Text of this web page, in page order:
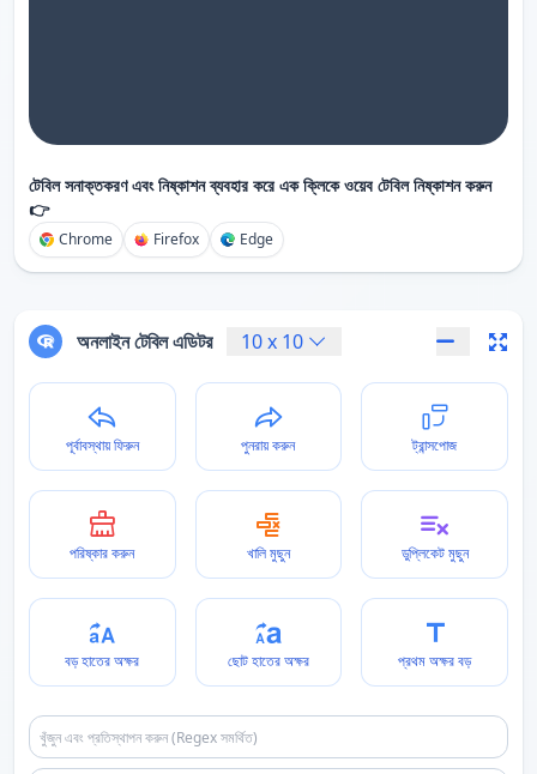
টেবিল সনাক্তকরণ এবং নিষ্কাশন ব্যবহার করে এক ক্লিকে ওয়েব টেবিল নিষ্কাশন করুন
👉
Chrome Firefox Edge
অনলাইন টেবিল এডিটর 10x 10
পূর্বাবস্থায় ফিরুন পুনরায় করুন ট্রান্সপোজ
পরিষ্কার করুন খালি মুছুন ডুপ্লিকেট মুছুন
বড় হাতের অক্ষর ছোট হাতের অক্ষর প্রথম অক্ষর বড়